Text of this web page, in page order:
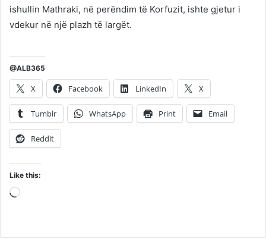
ishullin Mathraki, në perëndim të Korfuzit, ishte gjetur i
vdekur në një plazh të largët.
@ALB365
X Facebook LinkedIn X
Tumblr WhatsApp Print Email
Reddit
Like this:
Loading…